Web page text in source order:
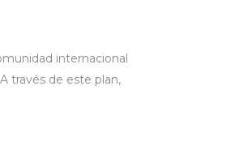
internacional
través de este plan,